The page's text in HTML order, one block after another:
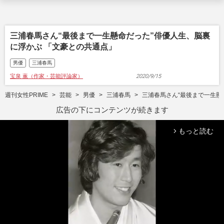
三浦春馬さん“最後まで一生懸命だった”俳優人生、脳裏
に浮かぶ 「文豪との共通点」
男優 三浦春馬
宝泉 薫（作家・芸能評論家） 2020/9/15
週刊女性PRIME 芸能 男優 三浦春馬 三浦春馬さん“最後まで一生
広告の下にコンテンツが続きます
arrow_forward_ios もっと読む